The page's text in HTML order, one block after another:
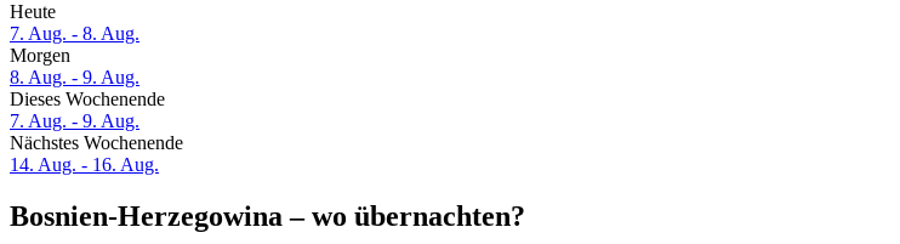
Heute
7. Aug. - 8. Aug.
Morgen
8. Aug. - 9. Aug.
Dieses Wochenende
7. Aug. - 9. Aug.
Nächstes Wochenende
14. Aug. - 16. Aug.
Bosnien-Herzegowina – wo übernachten?